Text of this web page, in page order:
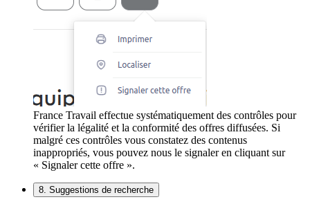
France Travail effectue systématiquement des contrôles pour
vérifier la légalité et la conformité des offres diffusées. Si
malgré ces contrôles vous constatez des contenus
inappropriés, vous pouvez nous le signaler en cliquant sur
« Signaler cette offre ».
8. Suggestions de recherche